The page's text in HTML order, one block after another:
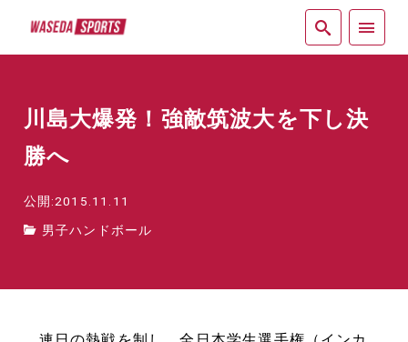
川島大爆発！強敵筑波大を下し決
勝へ
公開:2015.11.11
男子ハンドボール